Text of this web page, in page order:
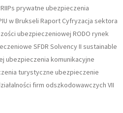
prywatne ubezpieczenia
w Brukseli Raport Cyfryzacja sektora
ubezpieczeniowej RODO rynek
SFDR Solvency II sustainable
ubezpieczenia komunikacyjne
turystyczne ubezpieczenie
firm odszkodowawczych VII